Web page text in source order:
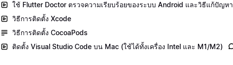
ใช้ Flutter Doctor ตรวจความเรียบร้อยของระบบ Android และวิธีแก้ปัญหา
วิธีการติดตั้ง Xcode
วิธีการติดตั้ง CocoaPods
ติดตั้ง Visual Studio Code บน Mac (ใช้ได้ทั้งเครื่อง Intel และ M1/M2)